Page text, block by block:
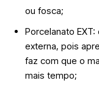
ou fosca;
Porcelanato
externa, pois
faz com que o
mais tempo;